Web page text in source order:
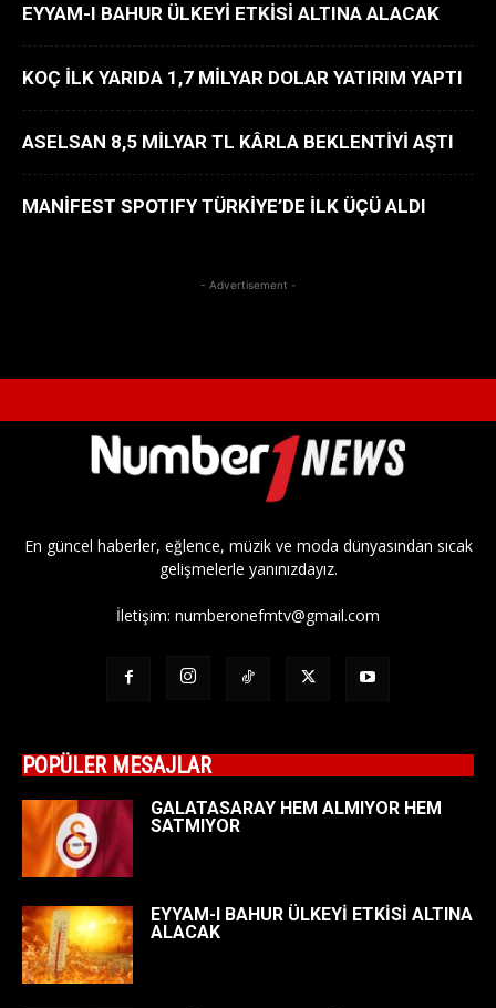
EYYAM-I BAHUR ÜLKEYİ ETKİSİ ALTINA ALACAK
KOÇ İLK YARIDA 1,7 MİLYAR DOLAR YATIRIM YAPTI
ASELSAN 8,5 MİLYAR TL KÂRLA BEKLENTİYİ AŞTI
MANİFEST SPOTIFY TÜRKİYE’DE İLK ÜÇÜ ALDI
- Advertisement -
En güncel haberler, eğlence, müzik ve moda dünyasından sıcak
gelişmelerle yanınızdayız.
İletişim: numberonefmtv@gmail.com
POPÜLER MESAJLAR
GALATASARAY HEM ALMIYOR HEM
SATMIYOR
EYYAM-I BAHUR ÜLKEYİ ETKİSİ ALTINA
ALACAK